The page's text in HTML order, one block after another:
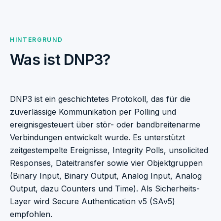
HINTERGRUND
Was ist DNP3?
DNP3 ist ein geschichtetes Protokoll, das für die
zuverlässige Kommunikation per Polling und
ereignisgesteuert über stör- oder bandbreitenarme
Verbindungen entwickelt wurde. Es unterstützt
zeitgestempelte Ereignisse, Integrity Polls, unsolicited
Responses, Dateitransfer sowie vier Objektgruppen
(Binary Input, Binary Output, Analog Input, Analog
Output, dazu Counters und Time). Als Sicherheits-
Layer wird Secure Authentication v5 (SAv5)
empfohlen.